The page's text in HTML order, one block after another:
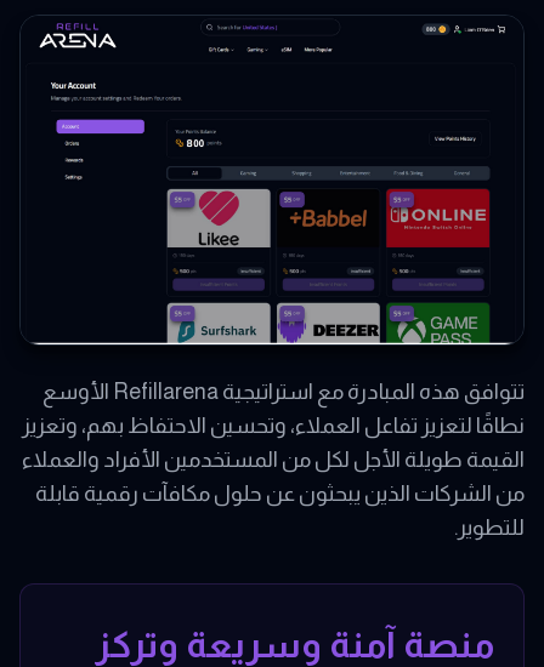
تتوافق هذه المبادرة مع استراتيجية Refillarena الأوسع
نطاقًا لتعزيز تفاعل العملاء، وتحسين الاحتفاظ بهم، وتعزيز
القيمة طويلة الأجل لكل من المستخدمين الأفراد والعملاء
من الشركات الذين يبحثون عن حلول مكافآت رقمية قابلة
للتطوير.
منصة آمنة وسريعة وتركز